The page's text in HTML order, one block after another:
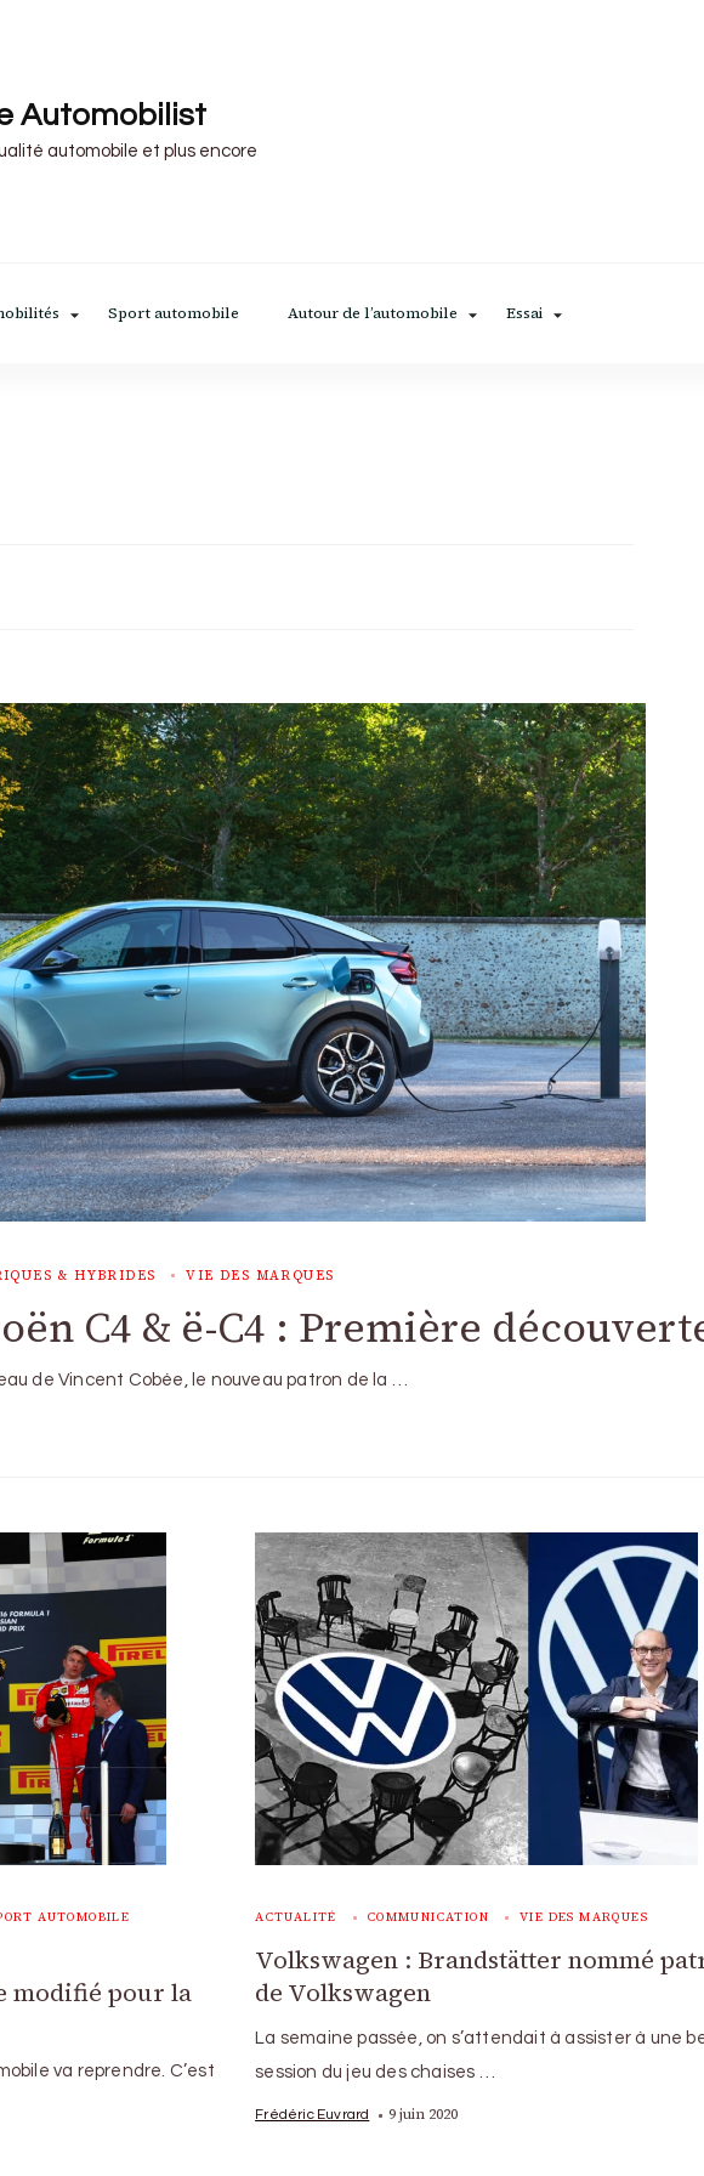
Automobilist
automobile et plus encore
Sport automobile Autour de l’automobile Essai
& HYBRIDES VIE DES MARQUES
C4 & ë-C4 : Première
de Vincent Cobée, le nouveau patron de la …
AUTOMOBILE
modifié pour la
va reprendre. C’est
ACTUALITÉ COMMUNICATION VIE DES MARQUES
Volkswagen : Brandstätter nommé
de Volkswagen
La semaine passée, on s’attendait à assister à une
session du jeu des chaises …
Frédéric Euvrard 9 juin 2020